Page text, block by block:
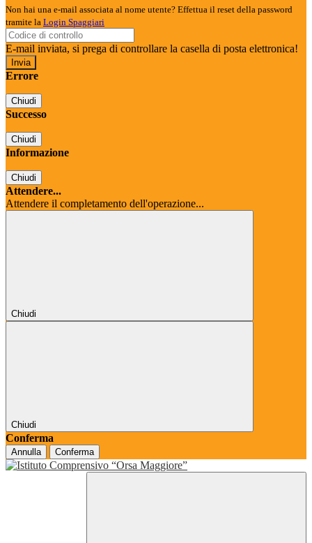
Non hai una e-mail associata al nome utente? Effettua il reset della password
tramite la Login Spaggiari
E-mail inviata, si prega di controllare la casella di posta elettronica!
Errore
Chiudi
Successo
Chiudi
Informazione
Chiudi
Attendere...
Attendere il completamento dell'operazione...
Chiudi
Chiudi
Conferma
Annulla Conferma